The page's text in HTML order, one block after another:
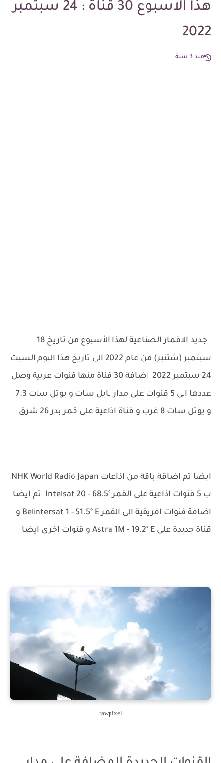
هذا الاسبوع 30 قناة : 24 سبتمبر
2022
منذ 3 سنة
جديد الاقمار الصناعية لهذا الأسبوع من تاريخ 18
سبتمبر (شتنبر) من عام 2022 الى تاريخ هذا اليوم السبت
24 سبتمبر 2022 اضافة 30 قناة منها قنوات عربية وصل
عددها الى 5 قنوات على مدار نايل سات و يوتل سات 7.3
و يوتل سات 8 غرب و قناة اذاعية على قمر بدر 26 شرق
ايضا تم اضاقة باقة من اذاعات NHK World Radio Japan
ب 5 قنوات اذاعية على القمر
Intelsat 20 - 68.5° تم ايضا
اضافة قنوات افريقية الى القمر
Belintersat 1 - 51.5° E و
قناة جديدة على Astra 1M - 19.2° E و قنوات اخرى ايضا
rawpixel